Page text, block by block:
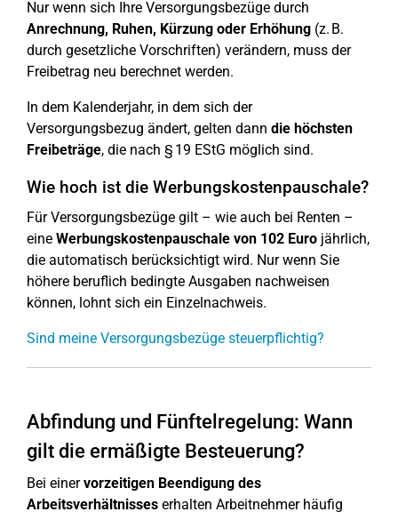
Nur wenn sich Ihre Versorgungsbezüge durch
Anrechnung, Ruhen, Kürzung oder Erhöhung (z. B.
durch gesetzliche Vorschriften) verändern, muss der
Freibetrag neu berechnet werden.
In dem Kalenderjahr, in dem sich der
Versorgungsbezug ändert, gelten dann die höchsten
Freibeträge, die nach § 19 EStG möglich sind.
Wie hoch ist die Werbungskostenpauschale?
Für Versorgungsbezüge gilt – wie auch bei Renten –
eine Werbungskostenpauschale von 102 Euro jährlich,
die automatisch berücksichtigt wird. Nur wenn Sie
höhere beruflich bedingte Ausgaben nachweisen
können, lohnt sich ein Einzelnachweis.
Sind meine Versorgungsbezüge steuerpflichtig?
Abfindung und Fünftelregelung: Wann
gilt die ermäßigte Besteuerung?
Bei einervorzeitigen Beendigung des
Arbeitsverhältnisses erhalten Arbeitnehmer häufig